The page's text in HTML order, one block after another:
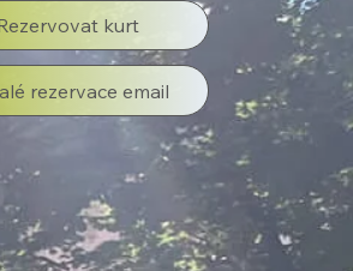
kurt
rezervace email